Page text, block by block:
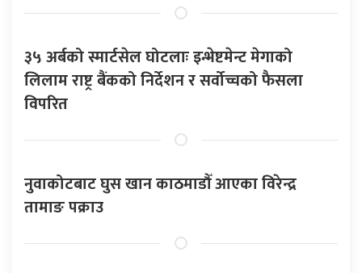
३५ अर्बको स्मार्टसेल घोटलाः इन्भेष्टमेन्ट मेगाको
लिलाम राष्ट्र बैंकको निर्देशन र सर्वोच्चको फैसला
विपरित
नुवाकोटबाट घुस खान काठमाडौँ आएका विरेन्द्र
तामाङ पक्राउ